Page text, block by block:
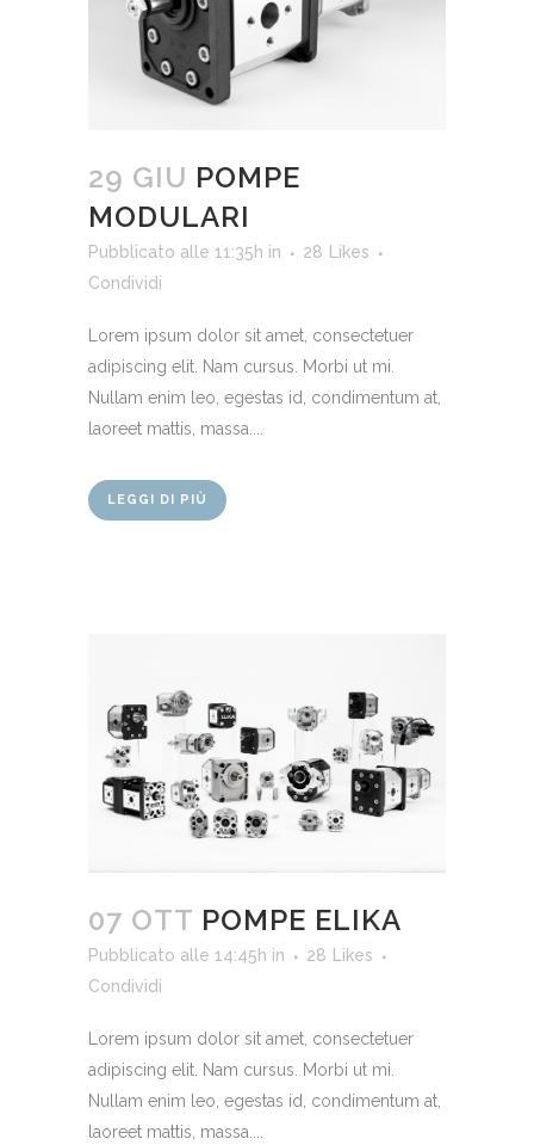
29 GIU POMPE
MODULARI
Pubblicato alle 11:35h in 28 Likes
Condividi
Lorem ipsum dolor sit amet, consectetuer
adipiscing elit. Nam cursus. Morbi ut mi.
Nullam enim leo, egestas id, condimentum at,
laoreet mattis, massa....
LEGGI DI PIÙ
07 OTT POMPE ELIKA
Pubblicato alle 14:45h in 28 Likes
Condividi
Lorem ipsum dolor sit amet, consectetuer
adipiscing elit. Nam cursus. Morbi ut mi.
Nullam enim leo, egestas id, condimentum at,
laoreet mattis, massa....